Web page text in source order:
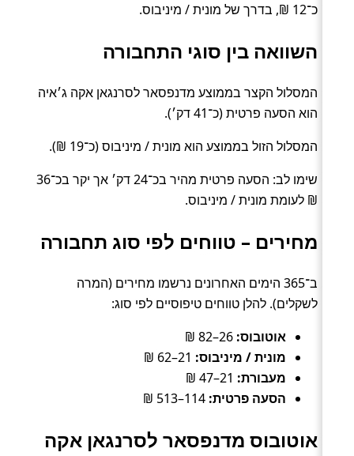
כ־12 ₪, בדרך של מונית / מיניבוס.
השוואה בין סוגי התחבורה
המסלול הקצר בממוצע מדנפסאר לסרנגאן אקה ג׳איה
הוא הסעה פרטית (כ־41 דק׳).
המסלול הזול בממוצע הוא מונית / מיניבוס (כ־19 ₪).
שימו לב: הסעה פרטית מהיר בכ־24 דק׳ אך יקר בכ־36
₪ לעומת מונית / מיניבוס.
מחירים – טווחים לפי סוג תחבורה
ב־365 הימים האחרונים נרשמו מחירים (המרה
לשקלים). להלן טווחים טיפוסיים לפי סוג:
אוטובוס:
מונית / מיניבוס:
מעבורת:
הסעה פרטית:
אוטובוס מדנפסאר לסרנגאן אקה